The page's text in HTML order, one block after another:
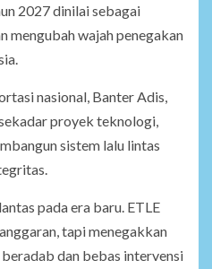
2027 dinilai sebagai
mengubah wajah penegakan
nasional, Banter Adis,
proyek teknologi,
sistem lalu lintas
pada era baru. ETLE
tapi menegakkan
dan bebas intervensi